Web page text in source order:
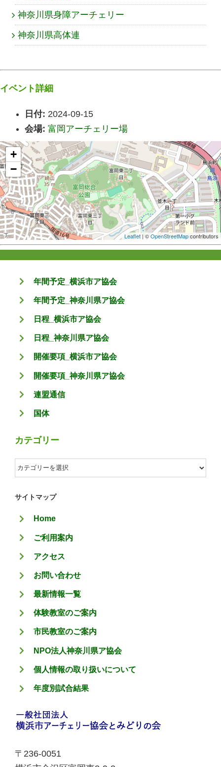
神奈川県身障アーチェリー
神奈川県高体連
イベント詳細
日付: 2024-09-15
会場: 富岡アーチェリー場
+
−
Leaflet | ©OpenStreetMapcontributors
年間予定_横浜市ア協会
年間予定_神奈川県ア協会
日程_横浜市ア協会
日程_神奈川県ア協会
開催要項_横浜市ア協会
開催要項_神奈川県ア協会
連盟通信
国体
カテゴリー
カ
テ
ゴ
ー
サイトマップ
Home
ご利用案内
アクセス
お問い合わせ
最新情報一覧
体験教室のご案内
市民教室のご案内
NPO法人神奈川県ア協会
個人情報の取り扱いについて
年度別試合結果
〒236-0051